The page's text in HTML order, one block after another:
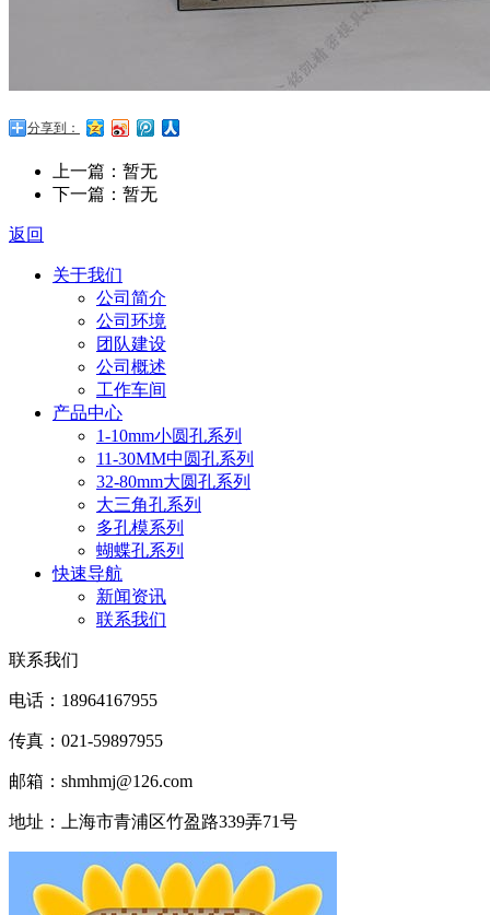
分享到：
上一篇：暂无
下一篇：暂无
返回
关于我们
公司简介
公司环境
团队建设
公司概述
工作车间
产品中心
1-10mm小圆孔系列
11-30MM中圆孔系列
32-80mm大圆孔系列
大三角孔系列
多孔模系列
蝴蝶孔系列
快速导航
新闻资讯
联系我们
联系我们
电话：18964167955
传真：021-59897955
邮箱：shmhmj@126.com
地址：上海市青浦区竹盈路339弄71号